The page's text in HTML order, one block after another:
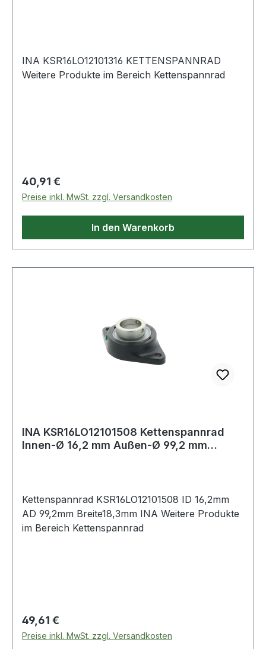
INA KSR16LO12101316 KETTENSPANNRAD
Weitere Produkte im Bereich Kettenspannrad
Regulärer Preis:
40,91 €
Preise inkl. MwSt. zzgl. Versandkosten
In den Warenkorb
INA KSR16LO12101508 Kettenspannrad
Innen-Ø 16,2 mm Außen-Ø 99,2 mm
Kettenspannrad KSR16LO12101508 ID 16,2mm
AD 99,2mm Breite18,3mm INA Weitere Produkte
im Bereich Kettenspannrad
Regulärer Preis:
49,61 €
Preise inkl. MwSt. zzgl. Versandkosten